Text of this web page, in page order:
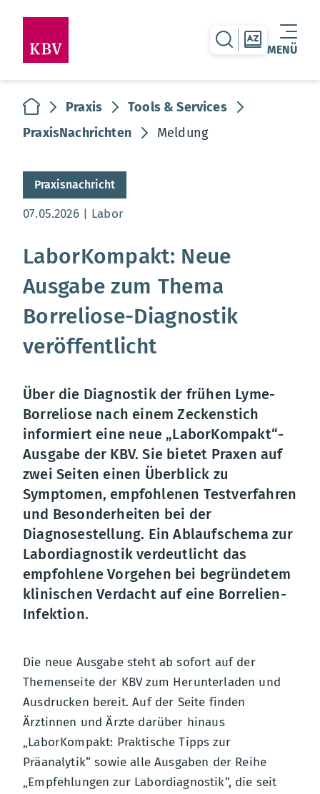
MENÜ
Warenkorb leer
zur Suche-Seite
zur
zur Startseite
Praxis
Tools & Services
PraxisNachrichten
Meldung
Praxisnachricht
Aktualisierungsdatum:
07.05.2026 Labor
LaborKompakt: Neue
Ausgabe zum Thema
Borreliose-Diagnostik
veröffentlicht
Über die Diagnostik der frühen Lyme-
Borreliose nach einem Zeckenstich
informiert eine neue „LaborKompakt“-
Ausgabe der KBV. Sie bietet Praxen auf
zwei Seiten einen Überblick zu
Symptomen, empfohlenen Testverfahren
und Besonderheiten bei der
Diagnosestellung. Ein Ablaufschema zur
Labordiagnostik verdeutlicht das
empfohlene Vorgehen bei begründetem
klinischen Verdacht auf eine Borrelien-
Infektion.
Die neue Ausgabe steht ab sofort auf der
Themenseite der KBV zum Herunterladen und
Ausdrucken bereit. Auf der Seite finden
Ärztinnen und Ärzte darüber hinaus
„LaborKompakt: Praktische Tipps zur
Präanalytik“ sowie alle Ausgaben der Reihe
„Empfehlungen zur Labordiagnostik“, die seit